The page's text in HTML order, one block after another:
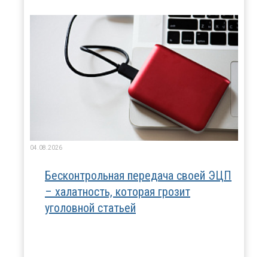
04.08.2026
Бесконтрольная передача своей ЭЦП
– халатность, которая грозит
уголовной статьей